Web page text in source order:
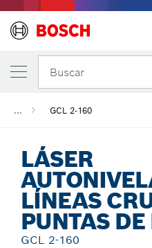
Buscar
... GCL 2-160
LÁSER
LÍNEAS
PUNTAS
GCL 2-160